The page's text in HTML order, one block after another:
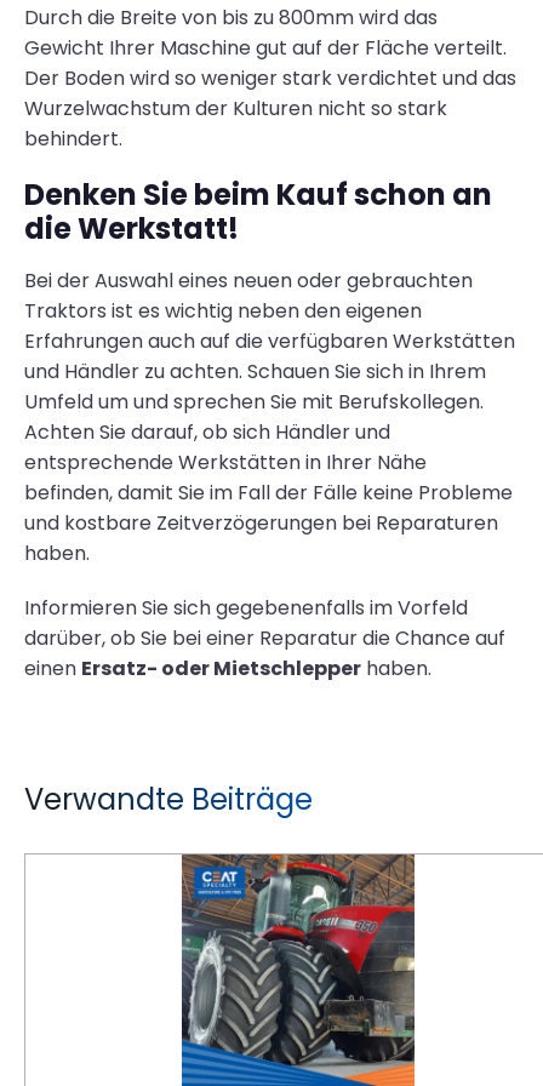
Durch die Breite von bis zu 800mm wird das
Gewicht Ihrer Maschine gut auf der Fläche verteilt.
Der Boden wird so weniger stark verdichtet und das
Wurzelwachstum der Kulturen nicht so stark
behindert.
Denken Sie beim Kauf schon an
die Werkstatt!
Bei der Auswahl eines neuen oder gebrauchten
Traktors ist es wichtig neben den eigenen
Erfahrungen auch auf die verfügbaren Werkstätten
und Händler zu achten. Schauen Sie sich in Ihrem
Umfeld um und sprechen Sie mit Berufskollegen.
Achten Sie darauf, ob sich Händler und
entsprechende Werkstätten in Ihrer Nähe
befinden, damit Sie im Fall der Fälle keine Probleme
und kostbare Zeitverzögerungen bei Reparaturen
haben.
Informieren Sie sich gegebenenfalls im Vorfeld
darüber, ob Sie bei einer Reparatur die Chance auf
einen Ersatz- oder Mietschlepper haben.
Verwandte Beiträge